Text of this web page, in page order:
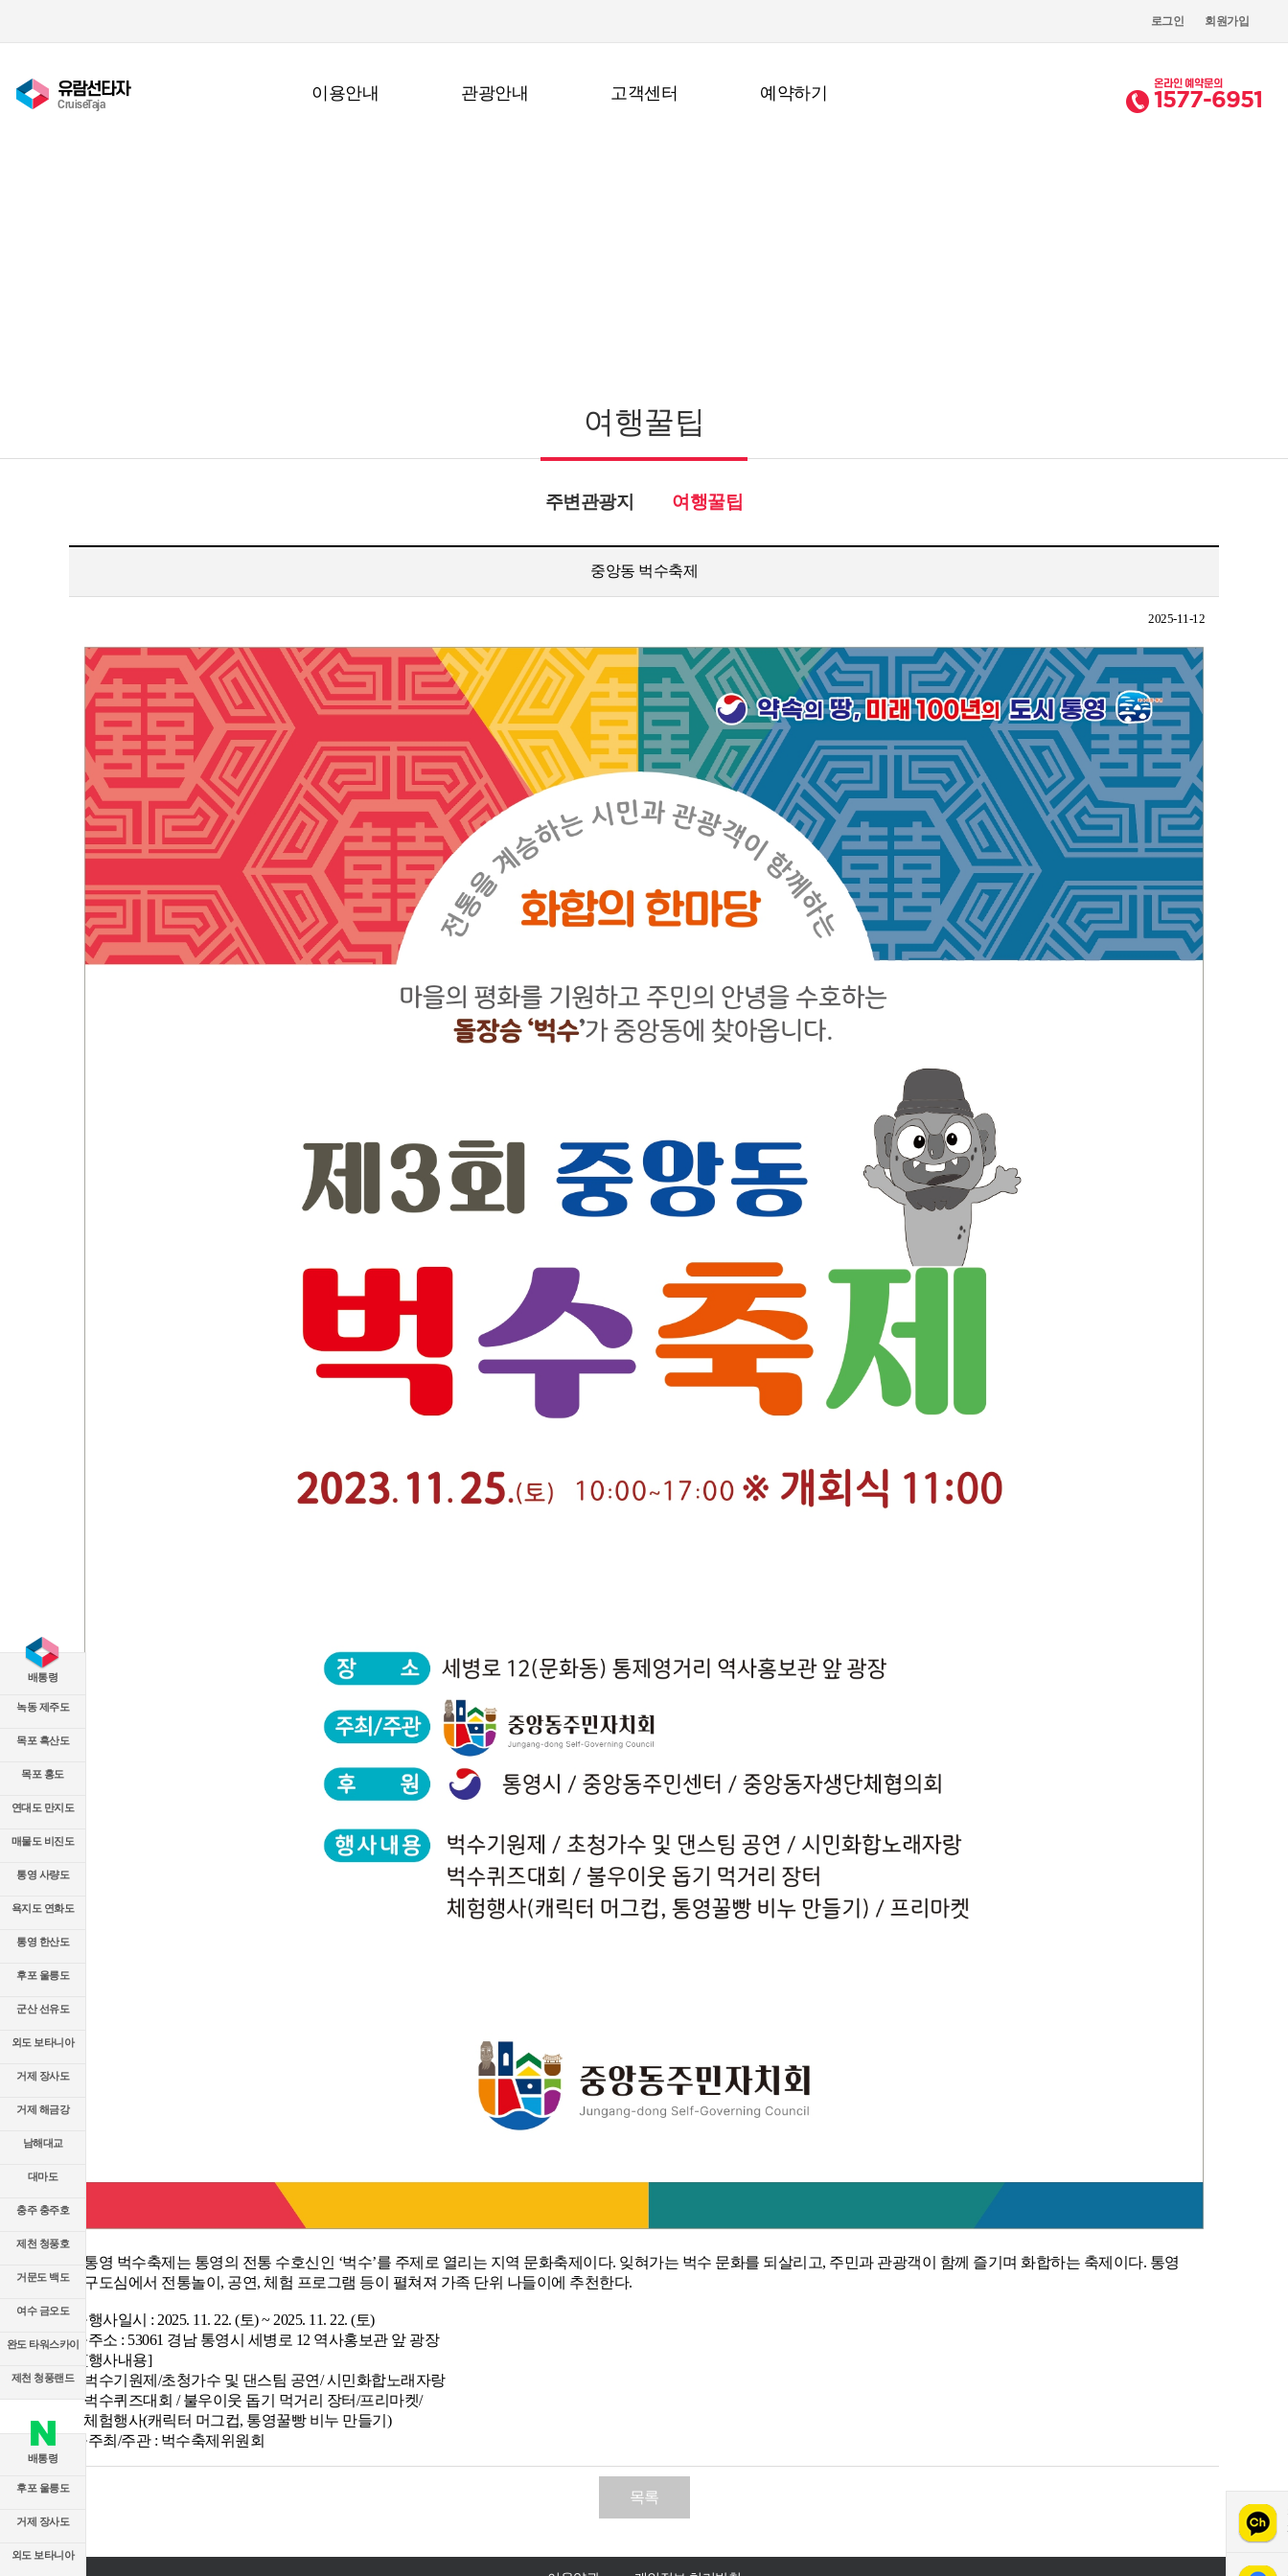
유람선타자
CruiseTaja
온라인 예약문의
1577-6951
로그인 회원가입
이용안내 관광안내 고객센터 예약하기
여행꿀팁
주변관광지 여행꿀팁
중앙동 벅수축제
2025-11-12
통영 벅수축제는 통영의 전통 수호신인 ‘벅수’를 주제로 열리는 지역 문화축제이다. 잊혀가는 벅수 문화를 되살리고, 주민과 관광객이 함께 즐기며 화합하는 축제이다. 통영
구도심에서 전통놀이, 공연, 체험 프로그램 등이 펼쳐져 가족 단위 나들이에 추천한다.
·행사일시 : 2025. 11. 22. (토) ~ 2025. 11. 22. (토)
·주소 : 53061 경남 통영시 세병로 12 역사홍보관 앞 광장
[행사내용]
벅수기원제/초청가수 및 댄스팀 공연/ 시민화합노래자랑
벅수퀴즈대회 / 불우이웃 돕기 먹거리 장터/프리마켓/
체험행사(캐릭터 머그컵, 통영꿀빵 비누 만들기)
·주최/주관 : 벅수축제위원회
목록
배통령
녹동 제주도
목포 흑산도
목포 홍도
연대도 만지도
매물도 비진도
통영 사량도
욕지도 연화도
통영 한산도
후포 울릉도
군산 선유도
외도 보타니아
거제 장사도
거제 해금강
남해대교
대마도
충주 충주호
제천 청풍호
거문도 백도
여수 금오도
완도 타워스카이
제천 청풍랜드
배통령
후포 울릉도
거제 장사도
외도 보타니아